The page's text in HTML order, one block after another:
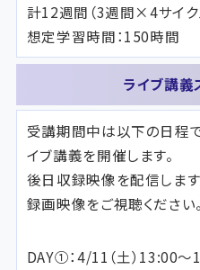
計12週間（3週間×4サイク
想定学習時間：150時間
ライブ講義
受講期間中は以下の日程で
イブ講義を開催します。
後日収録映像を配信しま
録画映像をご視聴ください。
DAY①：4/11（土）13:00～